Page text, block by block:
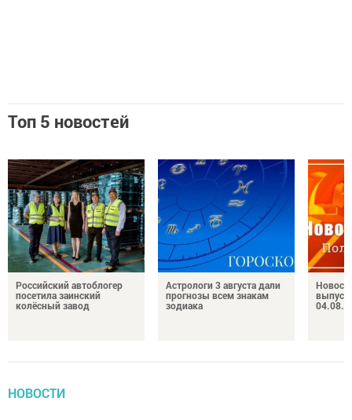
Топ 5 новостей
Российский автоблогер
посетила заинский
колёсный завод
Астрологи 3 августа дали
прогнозы всем знакам
зодиака
НОВОСТИ